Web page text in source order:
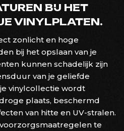
BIJ HET
VINYLPLATEN.
zonlicht en hoge
bij het opslaan van je
kunnen schadelijk zijn
van je geliefde
vinylcollectie wordt
plaats, beschermd
van hitte en UV-stralen.
te